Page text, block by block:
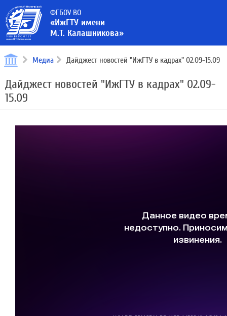
ФГБОУ ВО
«ИжГТУ имени
М.Т. Калашникова»
Медиа Дайджест новостей "ИжГТУ в кадрах" 02.09-15.09
Дайджест новостей "ИжГТУ в кадрах" 02.09-
15.09